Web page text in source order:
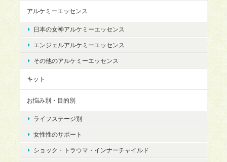
アルケミーエッセンス
日本の女神アルケミーエッセンス
エンジェルアルケミーエッセンス
その他のアルケミーエッセンス
キット
お悩み別・目的別
ライフステージ別
女性性のサポート
ショック・トラウマ・インナーチャイルド